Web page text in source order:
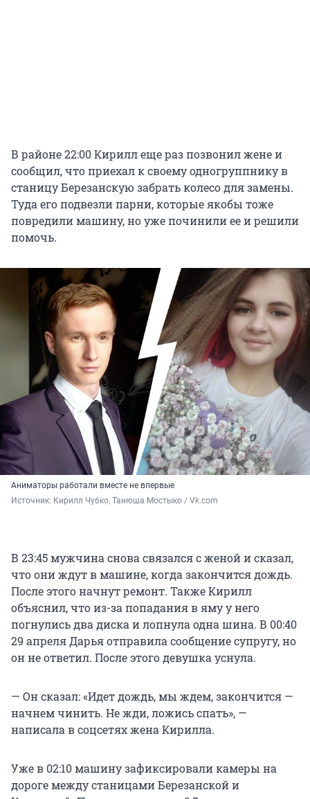
В районе 22:00 Кирилл еще раз позвонил жене и
сообщил, что приехал к своему одногруппнику в
станицу Березанскую забрать колесо для замены.
Туда его подвезли парни, которые якобы тоже
повредили машину, но уже починили ее и решили
помочь.
Аниматоры работали вместе не впервые
Источник: Кирилл Чубко, Танюша Мостыко / Vk.com
В 23:45 мужчина снова связался с женой и сказал,
что они ждут в машине, когда закончится дождь.
После этого начнут ремонт. Также Кирилл
объяснил, что из-за попадания в яму у него
погнулись два диска и лопнула одна шина. В 00:40
29 апреля Дарья отправила сообщение супругу, но
он не ответил. После этого девушка уснула.
— Он сказал: «Идет дождь, мы ждем, закончится —
начнем чинить. Не жди, ложись спать», —
написала в соцсетях жена Кирилла.
Уже в 02:10 машину зафиксировали камеры на
дороге между станицами Березанской и